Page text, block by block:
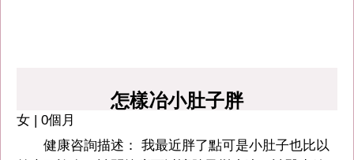
怎樣冶小肚子胖
女 | 0個月
健康咨詢描述： 我最近胖了點可是小肚子也比以